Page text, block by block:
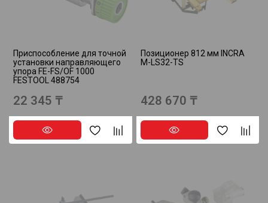
Приспособление для точной
установки направляющего
упора FE-FS/OF 1000
FESTOOL 488754
22 345 ₸
Позиционер 812 мм INCRA
M-LS32-TS
428 670 ₸